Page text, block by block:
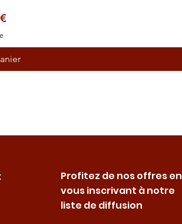
Profitez de nos offres en
vous inscrivant à notre
liste de diffusion